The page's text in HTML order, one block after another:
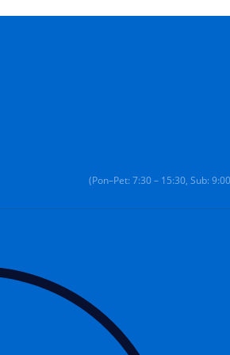
(Pon–Pet: 7:30 – 15:30, Sub: